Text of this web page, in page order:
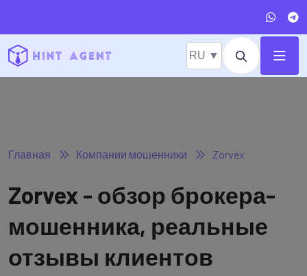
RU ▼
Главная Компании мошенники Zorvex
Zorvex - обзор брокера-
мошенника, реальные
отзывы клиентов